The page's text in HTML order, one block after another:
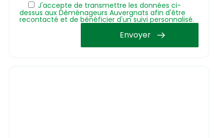
J'accepte de transmettre les données ci-
dessus aux Déménageurs Auvergnats afin d'être
recontacté et de bénéficier d'un suivi personnalisé.
Envoyer